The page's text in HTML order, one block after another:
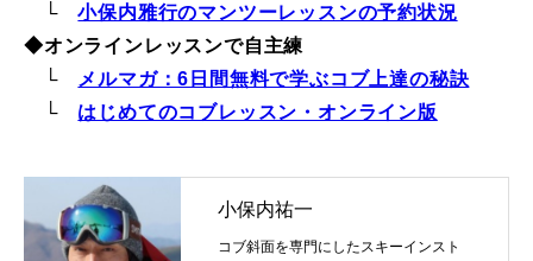
└小保内雅行のマンツーレッスンの予約状況
◆オンラインレッスンで自主練
└
メルマガ：6日間無料で学ぶコブ上達の秘訣
└ はじめてのコブレッスン・オンライン版
小保内祐一
コブ斜面を専門にしたスキーインスト